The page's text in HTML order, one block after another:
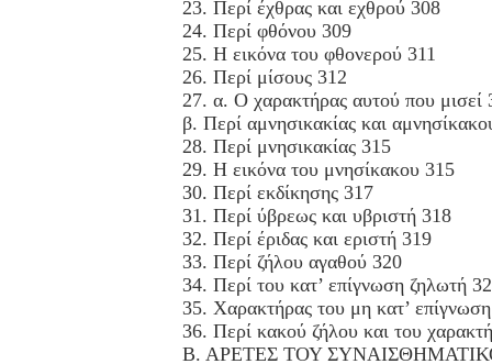
23. Περί έχθρας και εχθρού 308
24. Περί φθόνου 309
25. Η εικόνα του φθονερού 311
26. Περί μίσους 312
27. α. Ο χαρακτήρας αυτού που μισεί
β. Περί αμνησικακίας και
28. Περί μνησικακίας 315
29. Η εικόνα του μνησίκακου 315
30. Περί εκδίκησης 317
31. Περί ύβρεως και υβριστή 318
32. Περί έριδας και εριστή 319
33. Περί ζήλου αγαθού 320
34. Περί του κατ’ επίγνωση ζηλωτή
35. Χαρακτήρας του μη κατ’
36. Περί κακού ζήλου και του
Β. ΑΡΕΤΕΣ ΤΟΥ